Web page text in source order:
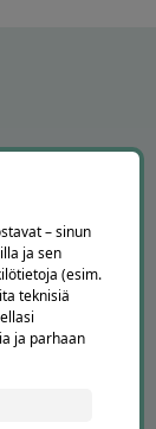
– sinun
ja sen
(esim.
teknisiä
ja parhaan